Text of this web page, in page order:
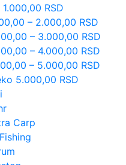
1.000,00 RSD
– 2.000,00 RSD
– 3.000,00 RSD
– 4.000,00 RSD
– 5.000,00 RSD
5.000,00 RSD
Carp